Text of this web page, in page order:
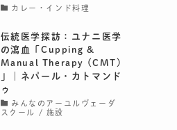
カレー・インド料理
伝統医学探訪：ユナニ医学
の瀉血「Cupping &
Manual Therapy (CMT)
」｜ネパール・カトマンド
ゥ
みんなのアーユルヴェーダ
スクール / 施設